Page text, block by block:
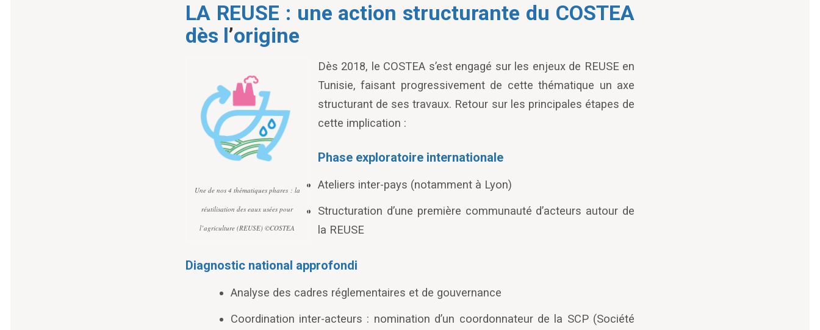
LA REUSE : une action structurante du COSTEA
dès l’origine
Une de nos 4 thématiques phares : la
réutilisation des eaux usées pour
l’agriculture (REUSE) ©COSTEA
Dès 2018, le COSTEA s’est engagé sur les enjeux de REUSE en
Tunisie, faisant progressivement de cette thématique un axe
structurant de ses travaux. Retour sur les principales étapes de
cette implication :
Phase exploratoire internationale
Ateliers inter-pays (notamment à Lyon)
Structuration d’une première communauté d’acteurs autour de
la REUSE
Diagnostic national approfondi
Analyse des cadres réglementaires et de gouvernance
Coordination inter-acteurs : nomination d’un coordonnateur de la SCP (Société